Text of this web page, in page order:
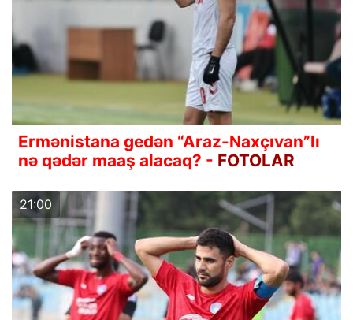
Ermənistana gedən “Araz-Naxçıvan”lı
nə qədər maaş alacaq? - FOTOLAR
21:00